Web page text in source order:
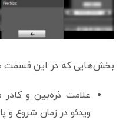
بخش‌هایی که در این قسمت
علامت ذره‌بین و
ویدئو در زمان شروع و